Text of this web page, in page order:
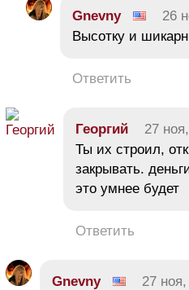
Gnevny 26
Высотку и
Ответить
Георгий 27
Ты их строил,
закрывать.
это умнее будет
Ответить
Gnevny 27